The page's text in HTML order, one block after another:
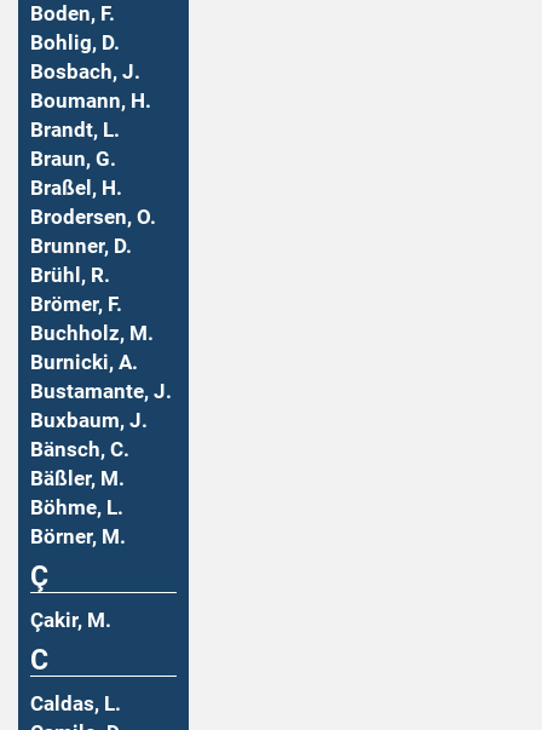
Boden, F.
Bohlig, D.
Bosbach, J.
Boumann, H.
Brandt, L.
Braun, G.
Braßel, H.
Brodersen, O.
Brunner, D.
Brühl, R.
Brömer, F.
Buchholz, M.
Burnicki, A.
Bustamante, J.
Buxbaum, J.
Bänsch, C.
Bäßler, M.
Böhme, L.
Börner, M.
Ç
Çakir, M.
C
Caldas, L.